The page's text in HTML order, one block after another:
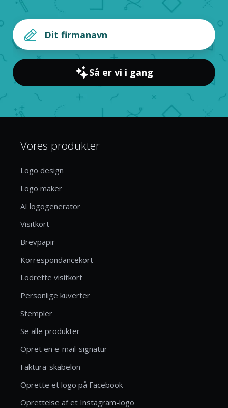
Så er vi i gang
Vores produkter
Logo design
Logo maker
AI logogenerator
Visitkort
Brevpapir
Korrespondancekort
Lodrette visitkort
Personlige kuverter
Stempler
Se alle produkter
Opret en e-mail-signatur
Faktura-skabelon
Oprette et logo på Facebook
Oprettelse af et Instagram-logo